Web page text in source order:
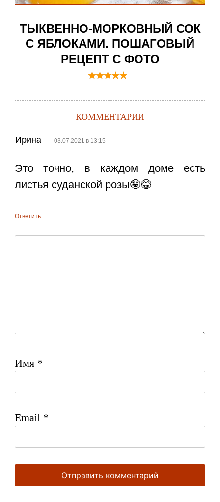
ТЫКВЕННО-МОРКОВНЫЙ СОК
С ЯБЛОКАМИ. ПОШАГОВЫЙ
РЕЦЕПТ С ФОТО
КОММЕНТАРИИ
Ирина: 03.07.2021 в 13:15
Это точно, в каждом доме есть
листья суданской розы🤪😂
Ответить
Имя *
Email *